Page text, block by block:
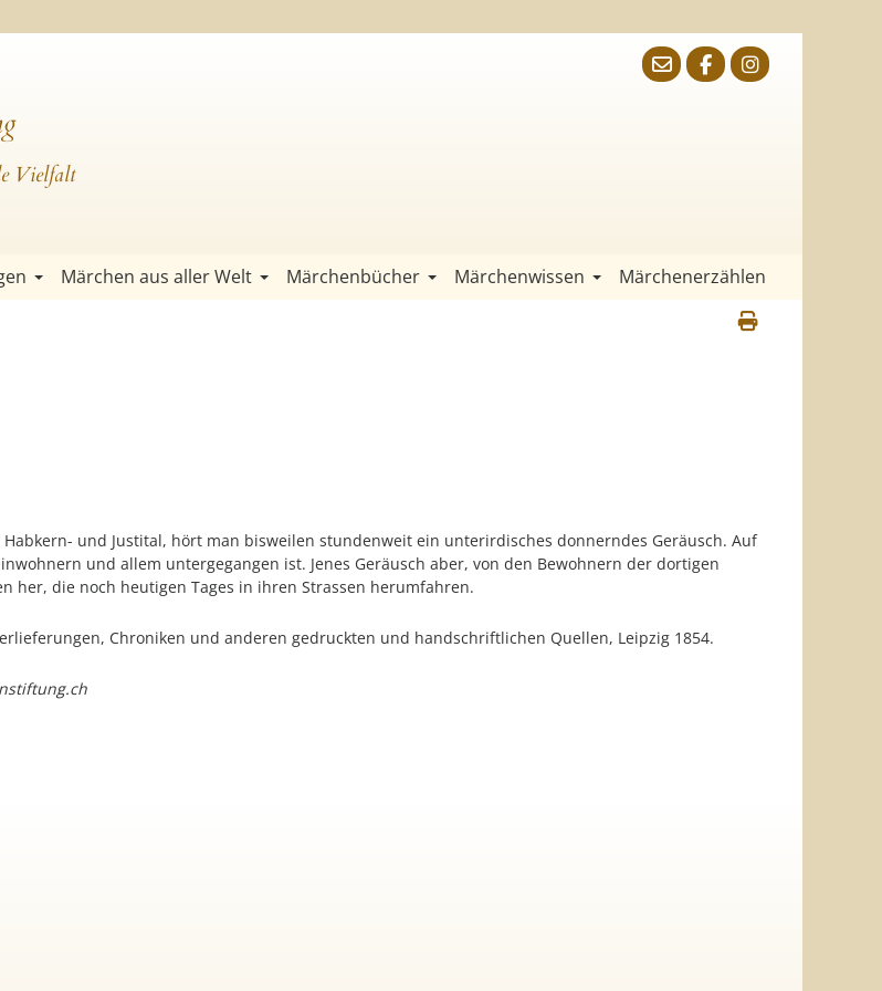
Vielfalt
Märchen aus aller Welt Märchenbücher Märchenwissen Märchenerzählen
und Justital, hört man bisweilen stundenweit ein unterirdisches donnerndes Geräusch. Auf
und allem untergegangen ist. Jenes Geräusch aber, von den Bewohnern der dortigen
her, die noch heutigen Tages in ihren Strassen herumfahren.
Chroniken und anderen gedruckten und handschriftlichen Quellen, Leipzig 1854.